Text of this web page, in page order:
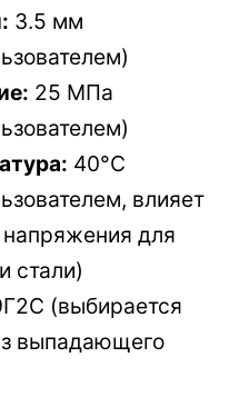
3.5 мм
25 МПа
40°C
влияет
для
стали)
(выбирается
выпадающего